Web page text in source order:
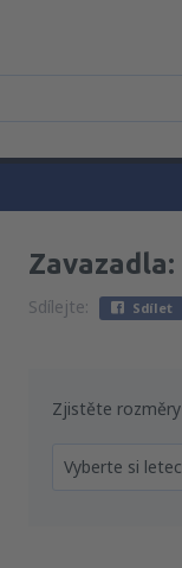
Sdílejte: Sdílet
Zjistěte
Vyberte si